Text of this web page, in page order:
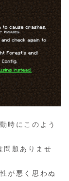
時にこのよう
題ありませ
が悪く思わぬ